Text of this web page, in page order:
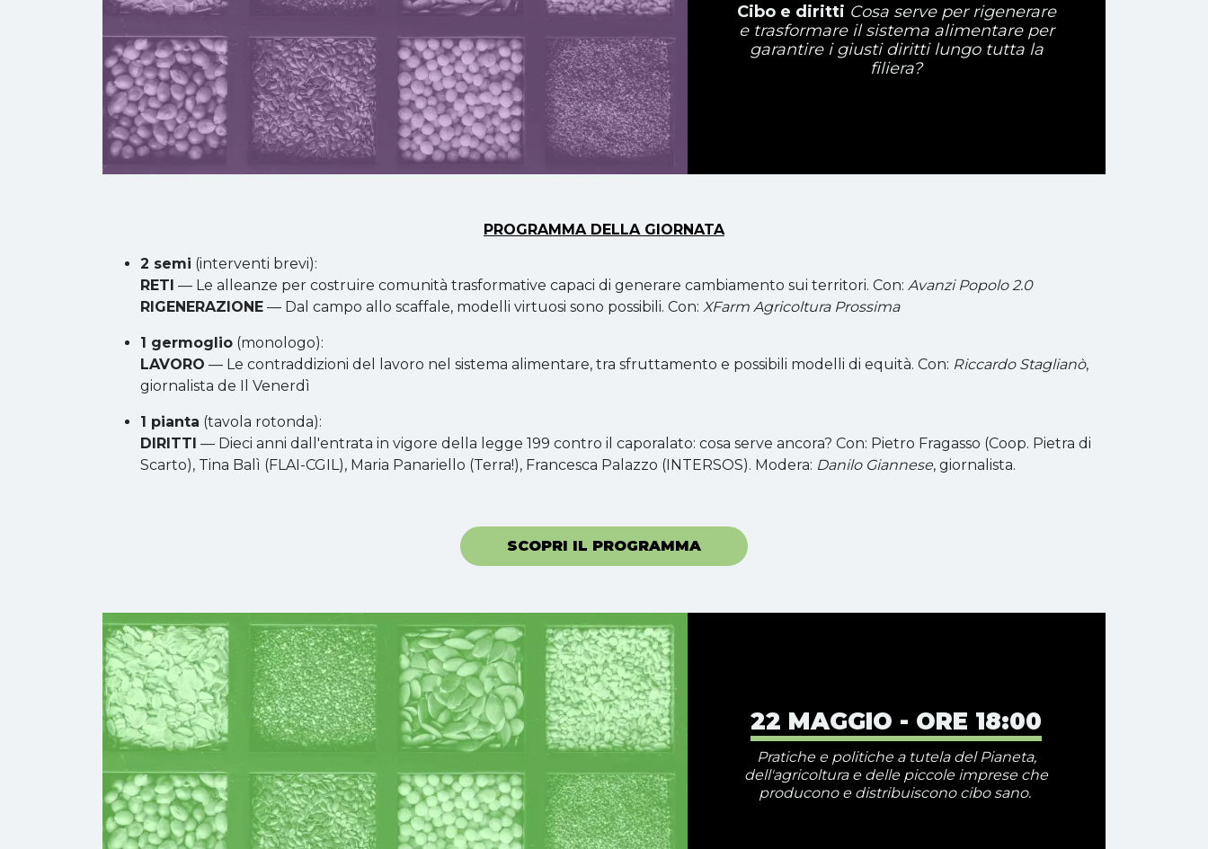
Cibo e diritti Cosa serve per rigenerare
e trasformare il sistema alimentare per
garantire i giusti diritti lungo tutta la
filiera?
PROGRAMMA DELLA GIORNATA
2 semi (interventi brevi):
RETI — Le alleanze per costruire comunità trasformative capaci di generare cambiamento sui territori. Con: Avanzi Popolo 2.0
RIGENERAZIONE — Dal campo allo scaffale, modelli virtuosi sono possibili. Con: XFarm Agricoltura Prossima
1 germoglio (monologo):
LAVORO — Le contraddizioni del lavoro nel sistema alimentare, tra sfruttamento e possibili modelli di equità. Con: Riccardo Staglianò,
giornalista de Il Venerdì
1 pianta (tavola rotonda):
DIRITTI — Dieci anni dall'entrata in vigore della legge 199 contro il caporalato: cosa serve ancora? Con: Pietro Fragasso (Coop. Pietra di
Scarto), Tina Balì (FLAI-CGIL), Maria Panariello (Terra!), Francesca Palazzo (INTERSOS). Modera: Danilo Giannese, giornalista.
SCOPRI IL PROGRAMMA
22 MAGGIO - ORE 18:00
Pratiche e politiche a tutela del Pianeta,
dell'agricoltura e delle piccole imprese che
producono e distribuiscono cibo sano.